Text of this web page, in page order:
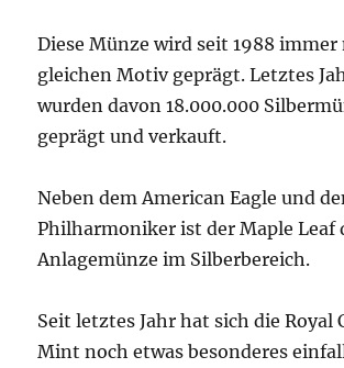
Diese Münze wird seit 1988
gleichen Motiv geprägt. Letztes
wurden davon 18.000.000
geprägt und verkauft.
Neben dem American Eagle und
Philharmoniker ist der Maple Leaf
Anlagemünze im Silberbereich.
Seit letztes Jahr hat sich die Royal
Mint noch etwas besonderes